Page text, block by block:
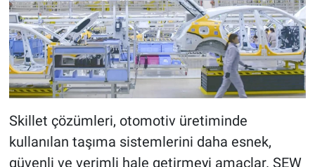
Skillet çözümleri, otomotiv üretiminde
kullanılan taşıma sistemlerini daha esnek,
güvenli ve verimli hale getirmeyi amaçlar. SEW